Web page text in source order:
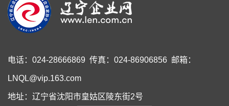
电话：024-28666869 传真：024-86906856 邮箱：
LNQL@vip.163.com
地址：辽宁省沈阳市皇姑区陵东街2号